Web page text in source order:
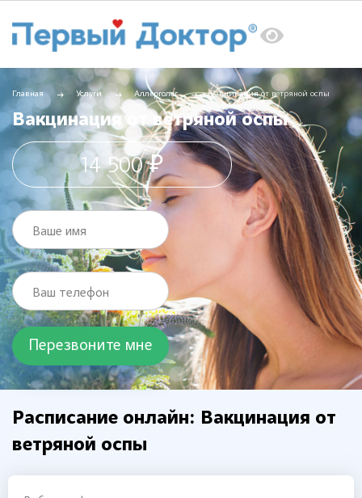
Главная Услуги Аллерголог Вакцинация от ветряной оспы
Вакцинация от ветряной оспы
14 500 ₽
Ваше имя
Ваш телефон
Расписание онлайн: Вакцинация от
ветряной оспы